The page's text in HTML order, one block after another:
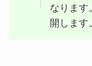
なります
開します